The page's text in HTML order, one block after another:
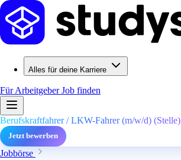
Alles für deine Karriere
Für ArbeitgeberJob finden
Berufskraftfahrer / LKW-Fahrer (m/w/d) (Stelle)
Jetzt bewerben
Jobbörse